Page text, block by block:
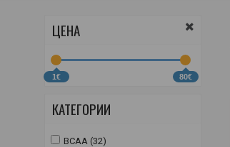
ЦЕНА
1€ 80€
КАТЕГОРИИ
BCAA (32)